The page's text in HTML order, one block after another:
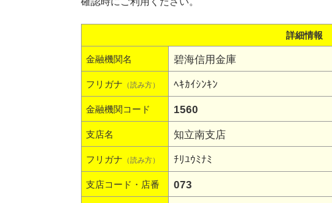
詳細情報
金融機関名 碧海信用金庫
フリガナ （読み方） ﾍｷｶｲｼﾝｷﾝ
金融機関コード 1560
支店名 知立南支店
フリガナ （読み方） ﾁﾘﾕｳﾐﾅﾐ
支店コード・店番 073